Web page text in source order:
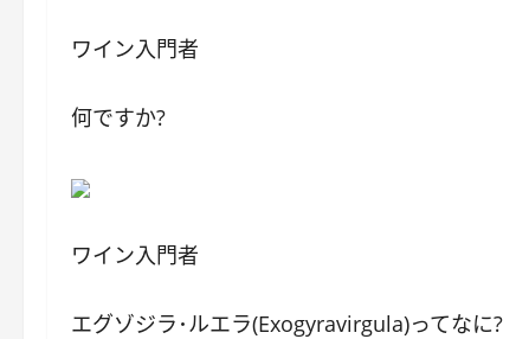
ワイン入門者
何ですか?
ワイン入門者
エグゾジラ･ルエラ(Exogyravirgula)ってなに?